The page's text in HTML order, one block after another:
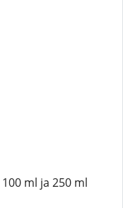
ml ja 250 ml